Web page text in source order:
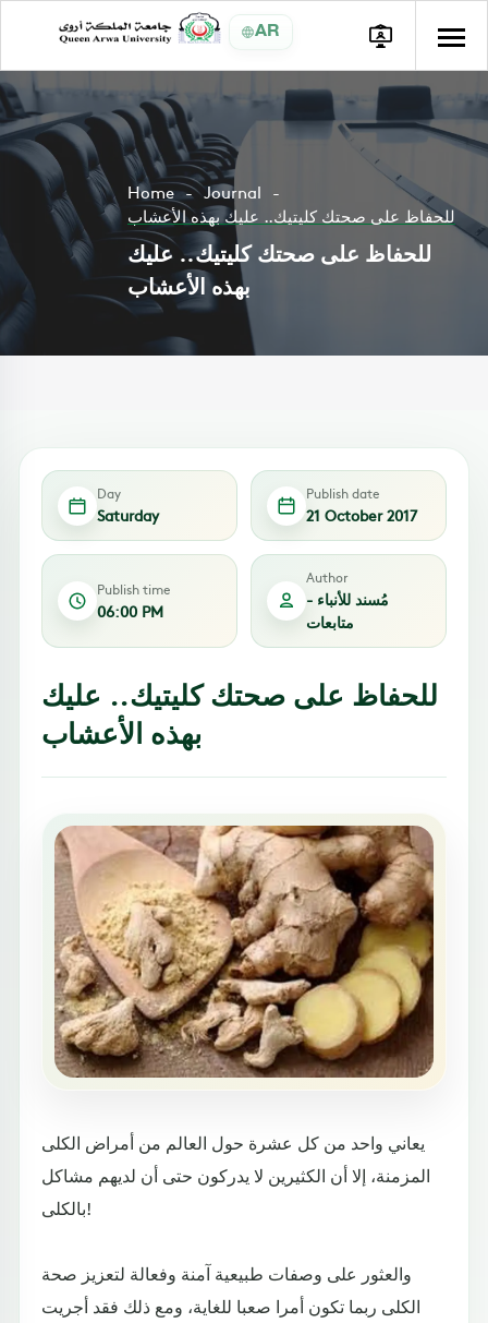
AR
Home
Journal
للحفاظ على صحتك كليتيك.. عليك بهذه الأعشاب
للحفاظ على صحتك كليتيك.. عليك
بهذه الأعشاب
Day
Saturday
Publish date
21 October 2017
Publish time
06:00 PM
Author
مُسند للأنباء -
متابعات
للحفاظ على صحتك كليتيك.. عليك
بهذه الأعشاب
يعاني واحد من كل عشرة حول العالم من أمراض الكلى
المزمنة، إلا أن الكثيرين لا يدركون حتى أن لديهم مشاكل
بالكلى!
والعثور على وصفات طبيعية آمنة وفعالة لتعزيز صحة
الكلى ربما تكون أمرا صعبا للغاية، ومع ذلك فقد أجريت